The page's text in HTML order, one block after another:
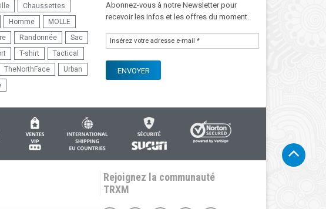
Chaussettes
Homme
MOLLE
Randonnée
Sac
T-shirt
Tactical
TheNorthFace
Urban
Abonnez-vous à notre Newsletter pour
recevoir les infos et les offres du moment.
Rejoignez la communauté
TRXM